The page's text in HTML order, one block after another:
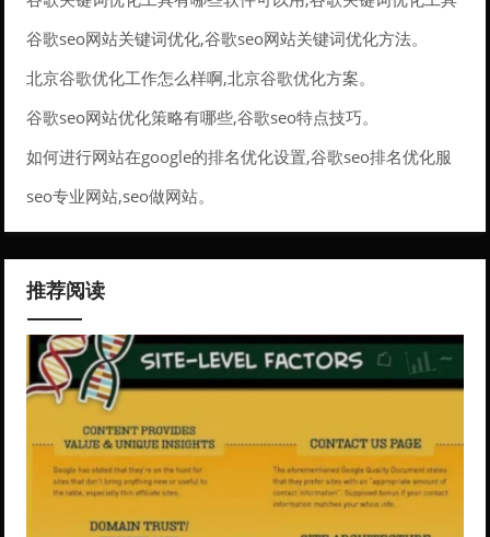
有哪些软件可以用的。
谷歌seo网站关键词优化,谷歌seo网站关键词优化方法。
北京谷歌优化工作怎么样啊,北京谷歌优化方案。
谷歌seo网站优化策略有哪些,谷歌seo特点技巧。
如何进行网站在google的排名优化设置,谷歌seo排名优化服
务。
seo专业网站,seo做网站。
推荐阅读